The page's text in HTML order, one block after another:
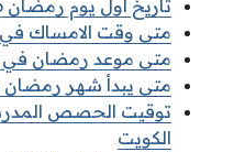
تاريخ اول يوم رمضان 2026 في الكويت
متى وقت الامساك في الكويت
متى موعد رمضان في
متى يبدأ شهر رمضان في الكويت
الكويت